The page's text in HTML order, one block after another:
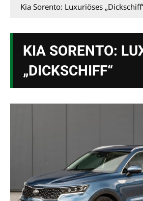
Kia Sorento: Luxuriöses
KIA SORENTO:
„DICKSCHIFF“